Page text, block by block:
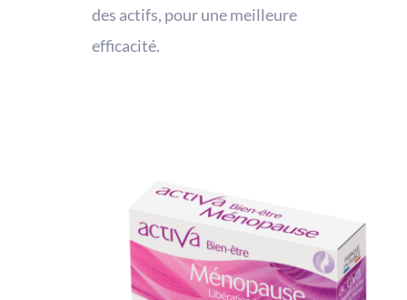
des actifs, pour une meilleure
efficacité.